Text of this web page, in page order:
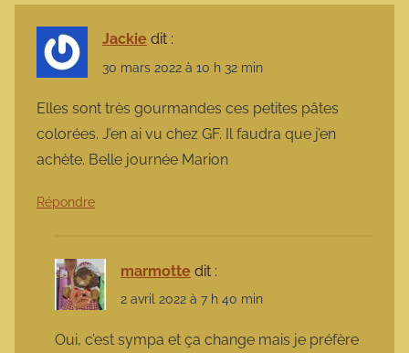
Jackie dit :
30 mars 2022 à 10 h 32 min
Elles sont très gourmandes ces petites pâtes
colorées. J’en ai vu chez GF. Il faudra que j’en
achète. Belle journée Marion
Répondre
marmotte dit :
2 avril 2022 à 7 h 40 min
Oui, c’est sympa et ça change mais je préfère